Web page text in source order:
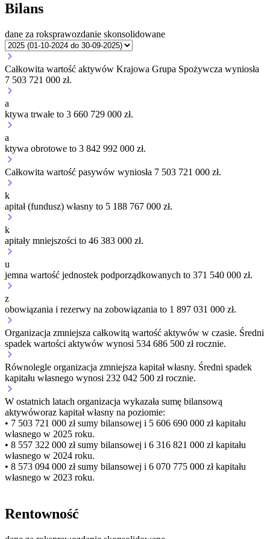
Bilans
dane za roksprawozdanie skonsolidowane
Całkowita wartość aktywów Krajowa Grupa Spożywcza wyniosła
7 503 721 000 zł.
a
ktywa trwałe to 3 660 729 000 zł.
a
ktywa obrotowe to 3 842 992 000 zł.
Całkowita wartość pasywów wyniosła 7 503 721 000 zł.
k
apitał (fundusz) własny to 5 188 767 000 zł.
k
apitały mniejszości to 46 383 000 zł.
u
jemna wartość jednostek podporządkowanych to 371 540 000 zł.
z
obowiązania i rezerwy na zobowiązania to 1 897 031 000 zł.
Organizacja zmniejsza całkowitą wartość aktywów w czasie. Średni
spadek wartości aktywów wynosi 534 686 500 zł rocznie.
Równolegle organizacja zmniejsza kapitał własny. Średni spadek
kapitału własnego wynosi 232 042 500 zł rocznie.
W ostatnich latach organizacja wykazała sumę bilansową
aktywóworaz kapitał własny na poziomie:
• 7 503 721 000 złsumy bilansowej i 5 606 690 000 zł kapitału
własnego w 2025 roku.
• 8 557 322 000 złsumy bilansowej i 6 316 821 000 zł kapitału
własnego w 2024 roku.
• 8 573 094 000 złsumy bilansowej i 6 070 775 000 zł kapitału
własnego w 2023 roku.
Rentowność